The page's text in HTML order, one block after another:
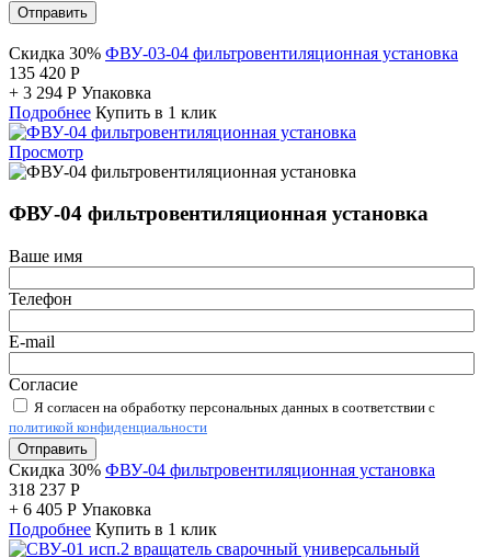
Отправить
Скидка 30% ФВУ-03-04 фильтровентиляционная установка
135 420 Р
+ 3 294 Р Упаковка
Подробнее Купить в 1 клик
Просмотр
ФВУ-04 фильтровентиляционная установка
Ваше имя
Телефон
E-mail
Согласие
Я согласен на обработку персональных данных в соответствии с
политикой конфиденциальности
Отправить
Скидка 30% ФВУ-04 фильтровентиляционная установка
318 237 Р
+ 6 405 Р Упаковка
Подробнее Купить в 1 клик